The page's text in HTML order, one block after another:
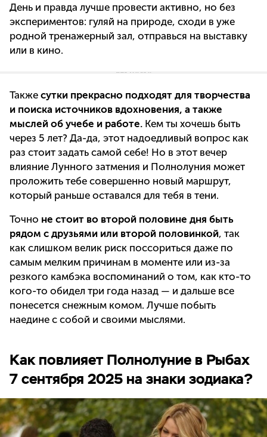
День и правда лучше провести активно, но без
экспериментов: гуляй на природе, сходи в уже
родной тренажерный зал, отправься на выставку
или в кино.
Также сутки прекрасно подходят для творчества
и поиска источников вдохновения, а также
мыслей об учебе и работе. Кем ты хочешь быть
через 5 лет? Да-да, этот надоедливый вопрос как
раз стоит задать самой себе! Но в этот вечер
влияние Лунного затмения и Полнолуния может
проложить тебе совершенно новый маршрут,
который раньше оставался для тебя в тени.
Точно не стоит во второй половине дня быть
рядом с друзьями или второй половинкой, так
как слишком велик риск поссориться даже по
самым мелким причинам в моменте или из-за
резкого камбэка воспоминаний о том, как кто-то
кого-то обидел три года назад — и дальше все
понесется снежным комом. Лучше побыть
наедине с собой и своими мыслями.
Как повлияет Полнолуние в Рыбах
7 сентября 2025 на знаки зодиака?